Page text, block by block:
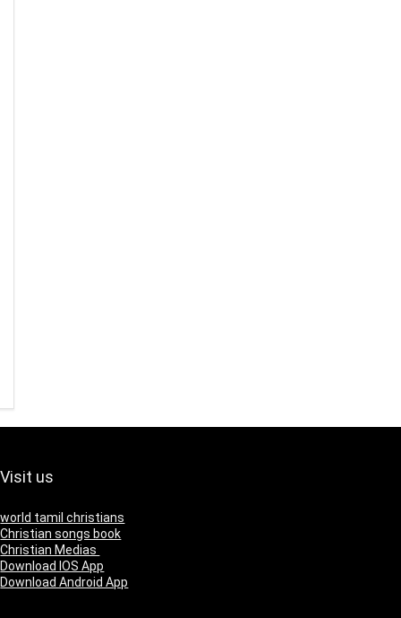
Visit us
world tamil christians
Christian songs book
Christian Medias
Download IOS App
Download Android App